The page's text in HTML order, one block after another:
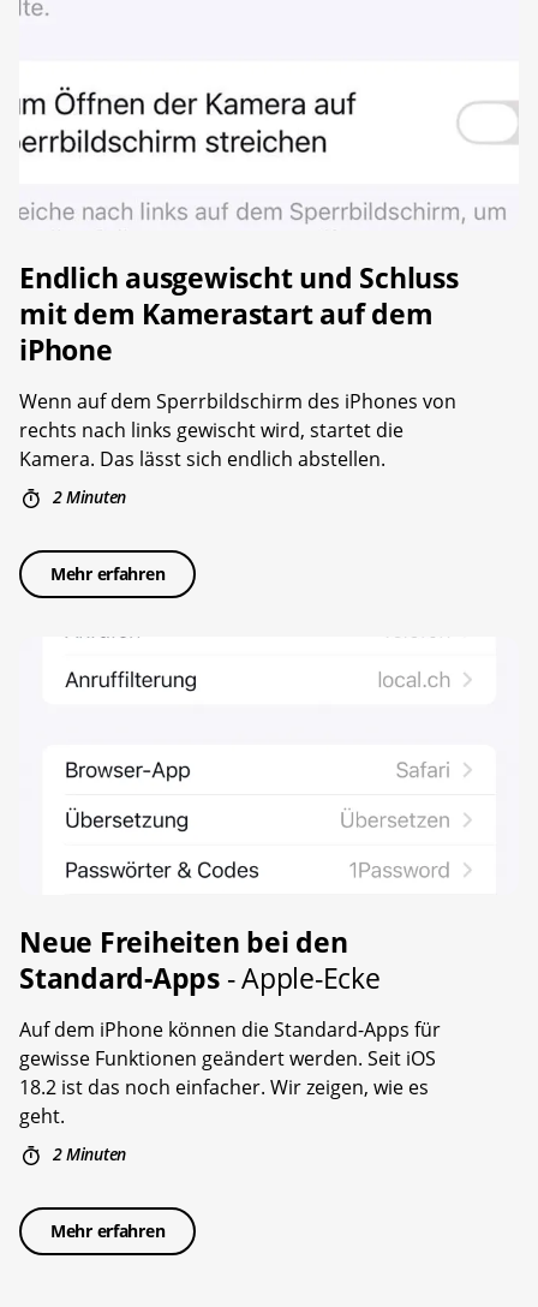
Endlich ausgewischt und Schluss
mit dem Kamerastart auf dem
iPhone
Wenn auf dem Sperrbildschirm des iPhones von
rechts nach links gewischt wird, startet die
Kamera. Das lässt sich endlich abstellen.
2 Minuten
Mehr erfahren
Neue Freiheiten bei den
Standard-Apps - Apple-Ecke
Auf dem iPhone können die Standard-Apps für
gewisse Funktionen geändert werden. Seit iOS
18.2 ist das noch einfacher. Wir zeigen, wie es
geht.
2 Minuten
Mehr erfahren